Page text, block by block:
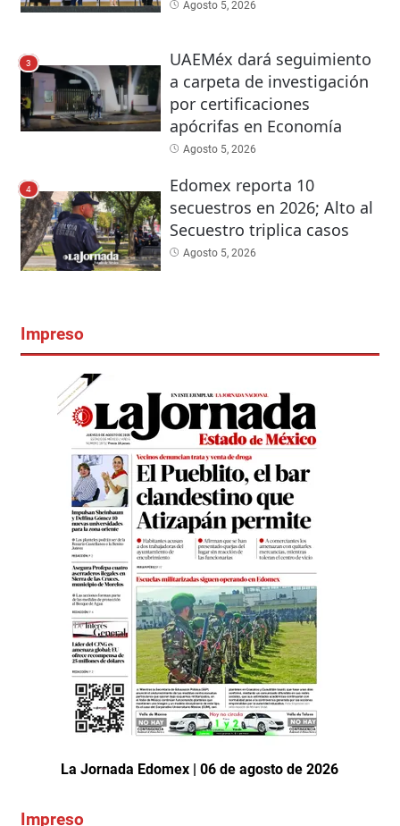
Agosto 5, 2026
3
UAEMéx dará seguimiento
a carpeta de investigación
por certificaciones
apócrifas en Economía
Agosto 5, 2026
4
Edomex reporta 10
secuestros en 2026; Alto al
Secuestro triplica casos
Agosto 5, 2026
Impreso
La Jornada Edomex | 06 de agosto de 2026
Impreso